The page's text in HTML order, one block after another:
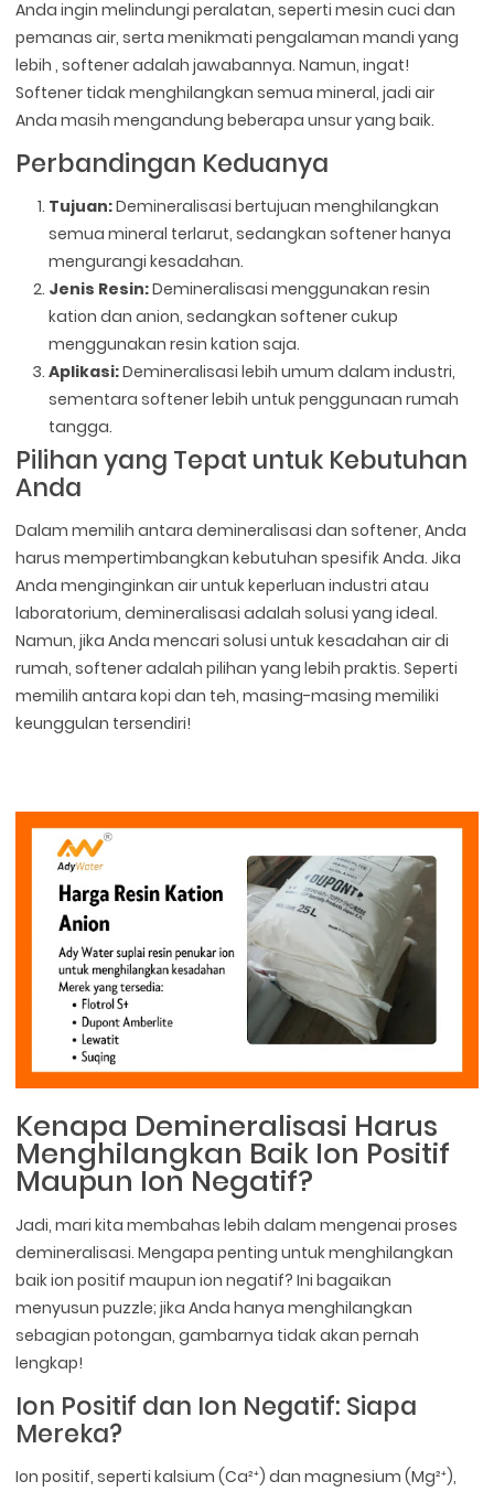
Anda ingin melindungi peralatan, seperti mesin cuci dan
pemanas air, serta menikmati pengalaman mandi yang
lebih , softener adalah jawabannya. Namun, ingat!
Softener tidak menghilangkan semua mineral, jadi air
Anda masih mengandung beberapa unsur yang baik.
Perbandingan Keduanya
Tujuan:Demineralisasi bertujuan menghilangkan
semua mineral terlarut, sedangkan softener hanya
mengurangi kesadahan.
Jenis Resin:Demineralisasi menggunakan resin
kation dan anion, sedangkan softener cukup
menggunakan resin kation saja.
Aplikasi:Demineralisasi lebih umum dalam industri,
sementara softener lebih untuk penggunaan rumah
tangga.
Pilihan yang Tepat untuk Kebutuhan
Anda
Dalam memilih antara demineralisasi dan softener, Anda
harus mempertimbangkan kebutuhan spesifik Anda. Jika
Anda menginginkan air untuk keperluan industri atau
laboratorium, demineralisasi adalah solusi yang ideal.
Namun, jika Anda mencari solusi untuk kesadahan air di
rumah, softener adalah pilihan yang lebih praktis. Seperti
memilih antara kopi dan teh, masing-masing memiliki
keunggulan tersendiri!
Kenapa Demineralisasi Harus
Menghilangkan Baik Ion Positif
Maupun Ion Negatif?
Jadi, mari kita membahas lebih dalam mengenai proses
demineralisasi. Mengapa penting untuk menghilangkan
baik ion positif maupun ion negatif? Ini bagaikan
menyusun puzzle; jika Anda hanya menghilangkan
sebagian potongan, gambarnya tidak akan pernah
lengkap!
Ion Positif dan Ion Negatif: Siapa
Mereka?
Ion positif, seperti kalsium (Ca²⁺) dan magnesium (Mg²⁺),